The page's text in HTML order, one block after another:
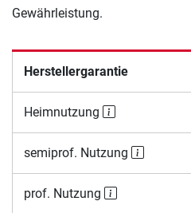
Gewährleistung.
Herstellergarantie
Heimnutzung
semiprof. Nutzung
prof. Nutzung